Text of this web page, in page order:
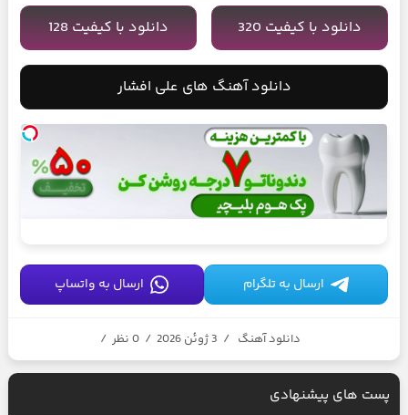
دانلود با کیفیت 320 دانلود با کیفیت 128
دانلود آهنگ های علی افشار
ارسال به تلگرام ارسال به واتساپ
دانلود آهنگ / 3 ژوئن 2026 / 0 نظر /
پست های پیشنهادی